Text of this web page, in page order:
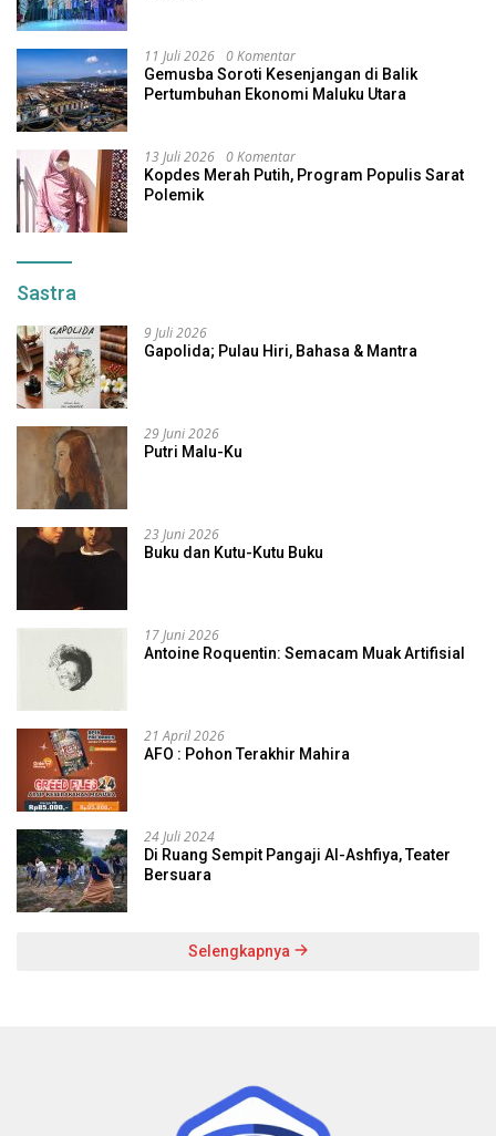
11 Juli 2026 0 Komentar
Gemusba Soroti Kesenjangan di Balik
Pertumbuhan Ekonomi Maluku Utara
13 Juli 2026 0 Komentar
Kopdes Merah Putih, Program Populis Sarat
Polemik
Sastra
9 Juli 2026
Gapolida; Pulau Hiri, Bahasa & Mantra
29 Juni 2026
Putri Malu-Ku
23 Juni 2026
Buku dan Kutu-Kutu Buku
17 Juni 2026
Antoine Roquentin: Semacam Muak Artifisial
21 April 2026
AFO : Pohon Terakhir Mahira
24 Juli 2024
Di Ruang Sempit Pangaji Al-Ashfiya, Teater
Bersuara
Selengkapnya